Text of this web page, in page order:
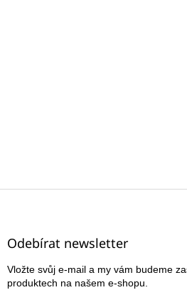
Z
Odebírat newsletter
Vložte svůj e-mail a my vám budeme
produktech na našem e-shopu.